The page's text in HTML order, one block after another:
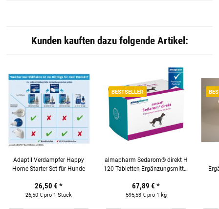
Kunden kauften dazu folgende Artikel:
Adaptil Verdampfer Happy
Home Starter Set für Hunde
26,50 € *
26,50 € pro 1 Stück
BESTSELLER
almapharm Sedarom® direkt H
120 Tabletten Ergänzungsmittel
67,89 € *
595,53 € pro 1 kg